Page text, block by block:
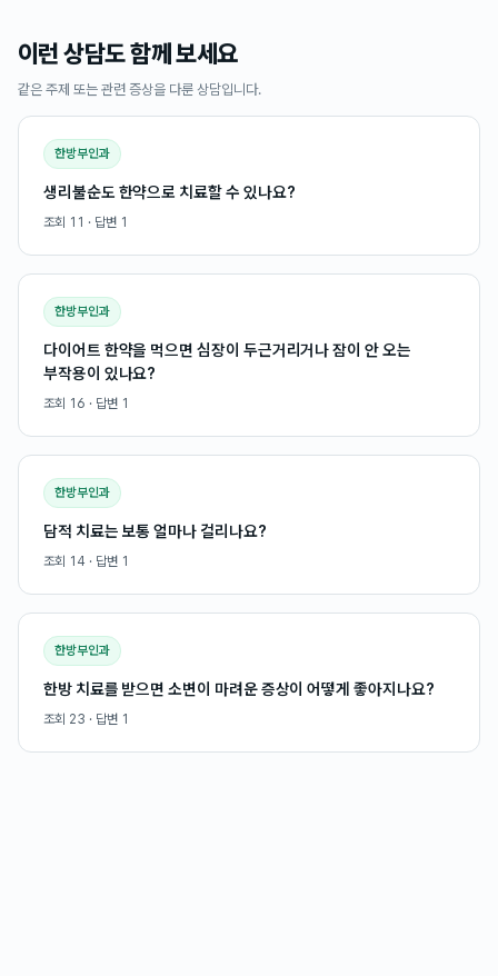
이런 상담도 함께 보세요
같은 주제 또는 관련 증상을 다룬 상담입니다.
한방부인과
생리불순도 한약으로 치료할 수 있나요?
조회 11 · 답변 1
한방부인과
다이어트 한약을 먹으면 심장이 두근거리거나 잠이 안 오는
부작용이 있나요?
조회 16 · 답변 1
한방부인과
담적 치료는 보통 얼마나 걸리나요?
조회 14 · 답변 1
한방부인과
한방 치료를 받으면 소변이 마려운 증상이 어떻게 좋아지나요?
조회 23 · 답변 1